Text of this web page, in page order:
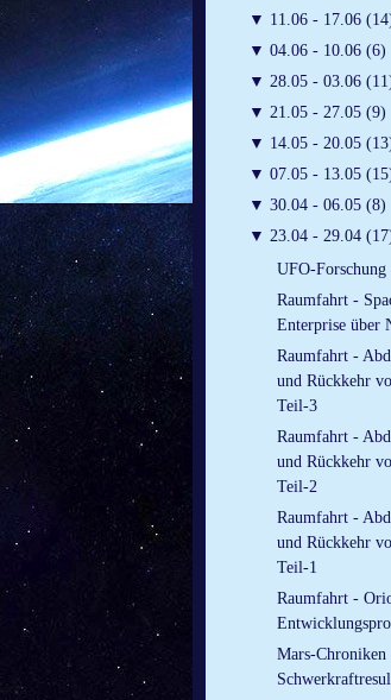
▼ 11.06 - 17.06
▼ 04.06 - 10.06 (6)
▼ 28.05 - 03.06
▼ 21.05 - 27.05 (9)
▼ 14.05 - 20.05
▼ 07.05 - 13.05
▼ 30.04 - 06.05 (8)
▼ 23.04 - 29.04
UFO-
Raumfahrt -
Enterprise über
Raumfahrt -
und Rückkehr
Teil-3
Raumfahrt -
und Rückkehr
Teil-2
Raumfahrt -
und Rückkehr
Teil-1
Raumfahrt -
Mars-Chroniken